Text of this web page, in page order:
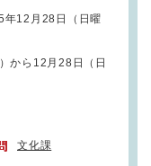
12月28日（日曜
ら12月28日（日
文化課